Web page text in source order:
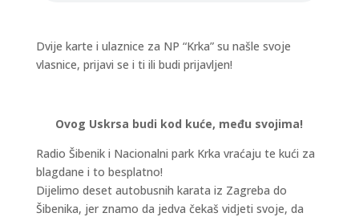
Dvije karte i ulaznice za NP “Krka” su našle svoje
vlasnice, prijavi se i ti ili budi prijavljen!
Ovog Uskrsa budi kod kuće, među svojima!
Radio Šibenik i Nacionalni park Krka vraćaju te kući za
blagdane i to besplatno!
Dijelimo deset autobusnih karata iz Zagreba do
Šibenika, jer znamo da jedva čekaš vidjeti svoje, da